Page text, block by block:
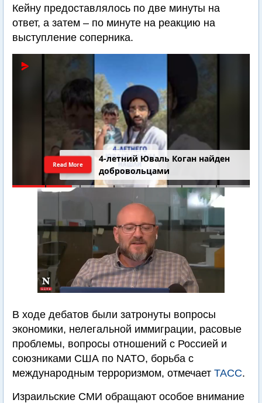
Кейну предоставлялось по две минуты на
ответ, а затем – по минуте на реакцию на
выступление соперника.
4-летний Юваль Коган найден
добровольцами
Read More
В ходе дебатов были затронуты вопросы
экономики, нелегальной иммиграции, расовые
проблемы, вопросы отношений с Россией и
союзниками США по NATO, борьба с
международным терроризмом, отмечает ТАСС.
Израильские СМИ обращают особое внимание